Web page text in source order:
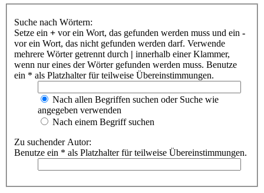
Suche nach Wörtern:
Setze ein + vor ein Wort, das gefunden werden muss und ein -
vor ein Wort, das nicht gefunden werden darf. Verwende
mehrere Wörter getrennt durch | innerhalb einer Klammer,
wenn nur eines der Wörter gefunden werden muss. Benutze
ein * als Platzhalter für teilweise Übereinstimmungen.
Nach allen Begriffen suchen oder Suche wie
angegeben verwenden
Nach einem Begriff suchen
Zu suchender Autor:
Benutze ein * als Platzhalter für teilweise Übereinstimmungen.